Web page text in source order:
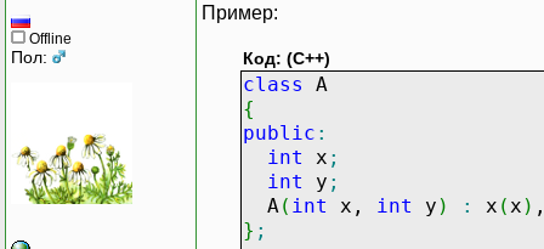
Offline
Пол:
Пример:
Код: (C++)
class
A
{
public :
int
x ;
int
y ;
A ( int x, int y ) : x ( x )
} ;